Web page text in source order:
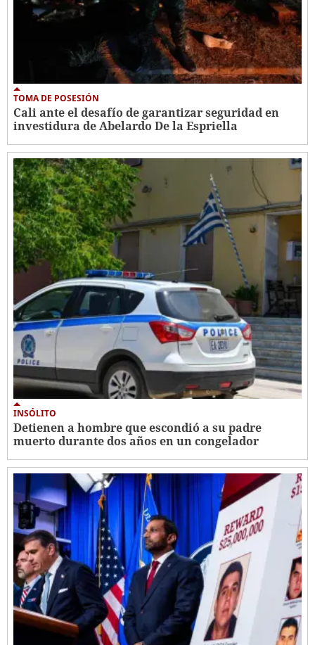
TOMA DE POSESIÓN
Cali ante el desafío de garantizar seguridad en
investidura de Abelardo De la Espriella
INSÓLITO
Detienen a hombre que escondió a su padre
muerto durante dos años en un congelador